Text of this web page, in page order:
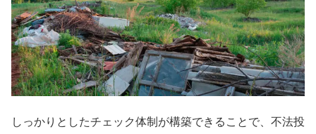
しっかりとしたチェック体制が構築できることで、不法投